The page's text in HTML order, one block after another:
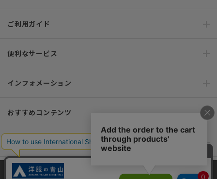
ご利用ガイド
便利なサービス
インフォメーション
おすすめコンテンツ
ポリシー・企業情報
オーダースーツなら SHITATE